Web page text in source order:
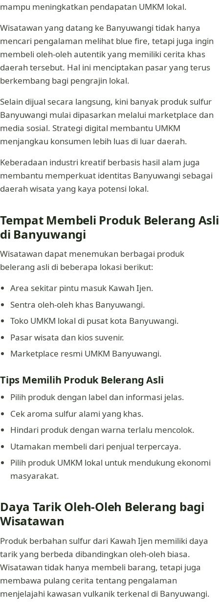
mampu meningkatkan pendapatan UMKM lokal.
Wisatawan yang datang ke Banyuwangi tidak hanya
mencari pengalaman melihat blue fire, tetapi juga ingin
membeli oleh-oleh autentik yang memiliki cerita khas
daerah tersebut. Hal ini menciptakan pasar yang terus
berkembang bagi pengrajin lokal.
Selain dijual secara langsung, kini banyak produk sulfur
Banyuwangi mulai dipasarkan melalui marketplace dan
media sosial. Strategi digital membantu UMKM
menjangkau konsumen lebih luas di luar daerah.
Keberadaan industri kreatif berbasis hasil alam juga
membantu memperkuat identitas Banyuwangi sebagai
daerah wisata yang kaya potensi lokal.
Tempat Membeli Produk Belerang Asli
di Banyuwangi
Wisatawan dapat menemukan berbagai produk
belerang asli di beberapa lokasi berikut:
Area sekitar pintu masuk Kawah Ijen.
Sentra oleh-oleh khas Banyuwangi.
Toko UMKM lokal di pusat kota Banyuwangi.
Pasar wisata dan kios suvenir.
Marketplace resmi UMKM Banyuwangi.
Tips Memilih Produk Belerang Asli
Pilih produk dengan label dan informasi jelas.
Cek aroma sulfur alami yang khas.
Hindari produk dengan warna terlalu mencolok.
Utamakan membeli dari penjual terpercaya.
Pilih produk UMKM lokal untuk mendukung ekonomi
masyarakat.
Daya Tarik Oleh-Oleh Belerang bagi
Wisatawan
Produk berbahan sulfur dari Kawah Ijen memiliki daya
tarik yang berbeda dibandingkan oleh-oleh biasa.
Wisatawan tidak hanya membeli barang, tetapi juga
membawa pulang cerita tentang pengalaman
menjelajahi kawasan vulkanik terkenal di Banyuwangi.